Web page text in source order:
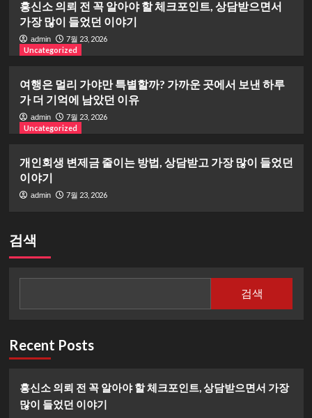
흥신소 의뢰 전 꼭 알아야 할 체크포인트, 상담받으면서
가장 많이 들었던 이야기
admin
7월 23, 2026
Uncategorized
여행은 멀리 가야만 특별할까? 가까운 곳에서 보낸 하루
가 더 기억에 남았던 이유
admin
7월 23, 2026
Uncategorized
개인회생 변제금 줄이는 방법, 상담받고 가장 많이 들었던
이야기
admin 7월 23, 2026
검색
검색
Recent Posts
흥신소 의뢰 전 꼭 알아야 할 체크포인트, 상담받으면서 가장
많이 들었던 이야기